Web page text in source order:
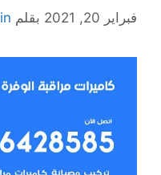
فبراير 20, 2021 بقلم